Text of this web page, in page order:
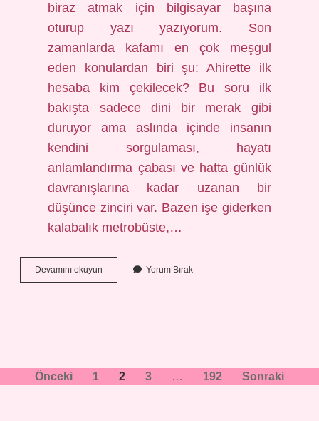
biraz atmak için bilgisayar başına
oturup yazı yazıyorum. Son
zamanlarda kafamı en çok meşgul
eden konulardan biri şu: Ahirette ilk
hesaba kim çekilecek? Bu soru ilk
bakışta sadece dini bir merak gibi
duruyor ama aslında içinde insanın
kendini sorgulaması, hayatı
anlamlandırma çabası ve hatta günlük
davranışlarına kadar uzanan bir
düşünce zinciri var. Bazen işe giderken
kalabalık metrobüste,…
Devamını okuyun
bilmek
Yorum Bırak
Yazı
Önceki 1 2 3 … 192 Sonraki